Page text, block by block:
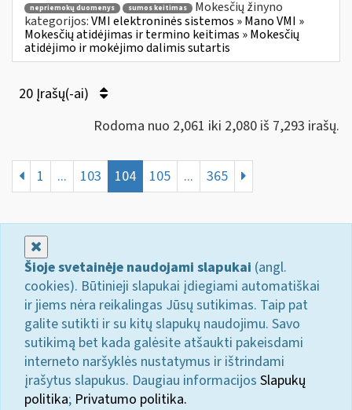
nepriemokų duomenys sumos keitimas
Mokesčių žinyno
kategorijos:VMI elektroninės sistemos » Mano VMI »
Mokesčių atidėjimas ir termino keitimas » Mokesčių
atidėjimo ir mokėjimo dalimis sutartis
20 Įrašų(-ai)
Rodoma nuo 2,061 iki 2,080 iš 7,293 irašų.
1 ... 103 104 105 ... 365
Šioje svetainėje naudojami slapukai (angl.
cookies). Būtinieji slapukai įdiegiami automatiškai
ir jiems nėra reikalingas Jūsų sutikimas. Taip pat
galite sutikti ir su kitų slapukų naudojimu. Savo
sutikimą bet kada galėsite atšaukti pakeisdami
interneto naršyklės nustatymus ir ištrindami
įrašytus slapukus. Daugiau informacijos Slapukų
politika; Privatumo politika.